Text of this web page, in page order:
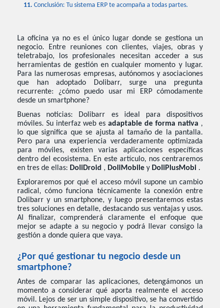
11.Conclusión: Tu sistema ERP te acompaña a todas partes.
La oficina ya no es el único lugar donde se gestiona un
negocio. Entre reuniones con clientes, viajes, obras y
teletrabajo, los profesionales necesitan acceder a sus
herramientas de gestión en cualquier momento y lugar.
Para las numerosas empresas, autónomos y asociaciones
que han adoptado Dolibarr, surge una pregunta
recurrente: ¿cómo puedo usar mi ERP cómodamente
desde un smartphone?
Buenas noticias: Dolibarr es ideal para dispositivos
móviles. Su interfaz web es adaptable de forma nativa ,
lo que significa que se ajusta al tamaño de la pantalla.
Pero para una experiencia verdaderamente optimizada
para móviles, existen varias aplicaciones específicas
dentro del ecosistema. En este artículo, nos centraremos
en tres de ellas: DoliDroid , DoliMobile y DoliPlusMobi .
Exploraremos por qué el acceso móvil supone un cambio
radical, cómo funciona técnicamente la conexión entre
Dolibarr y un smartphone, y luego presentaremos estas
tres soluciones en detalle, destacando sus ventajas y usos.
Al finalizar, comprenderá claramente el enfoque que
mejor se adapte a su negocio y podrá llevar consigo la
gestión a donde quiera que vaya.
¿Por qué gestionar tu negocio desde un
smartphone?
Antes de comparar las aplicaciones, detengámonos un
momento a considerar qué aporta realmente el acceso
móvil. Lejos de ser un simple dispositivo, se ha convertido